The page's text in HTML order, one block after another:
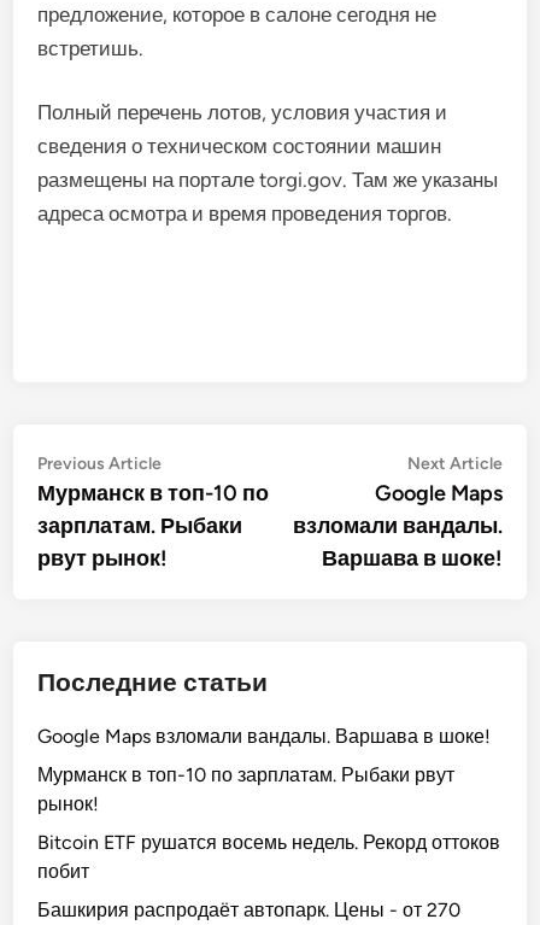
предложение, которое в салоне сегодня не
встретишь.
Полный перечень лотов, условия участия и
сведения о техническом состоянии машин
размещены на портале torgi.gov. Там же указаны
адреса осмотра и время проведения торгов.
Post
navigation
Previous ArticlePrevious
article:
Мурманск в топ-10 по
зарплатам. Рыбаки
рвут рынок!
Next Article
Google Maps
взломали вандалы.
Варшава в шоке!
Последние статьи
Google Maps взломали вандалы. Варшава в шоке!
Мурманск в топ-10 по зарплатам. Рыбаки рвут
рынок!
Bitcoin ETF рушатся восемь недель. Рекорд оттоков
побит
Башкирия распродаёт автопарк. Цены - от 270